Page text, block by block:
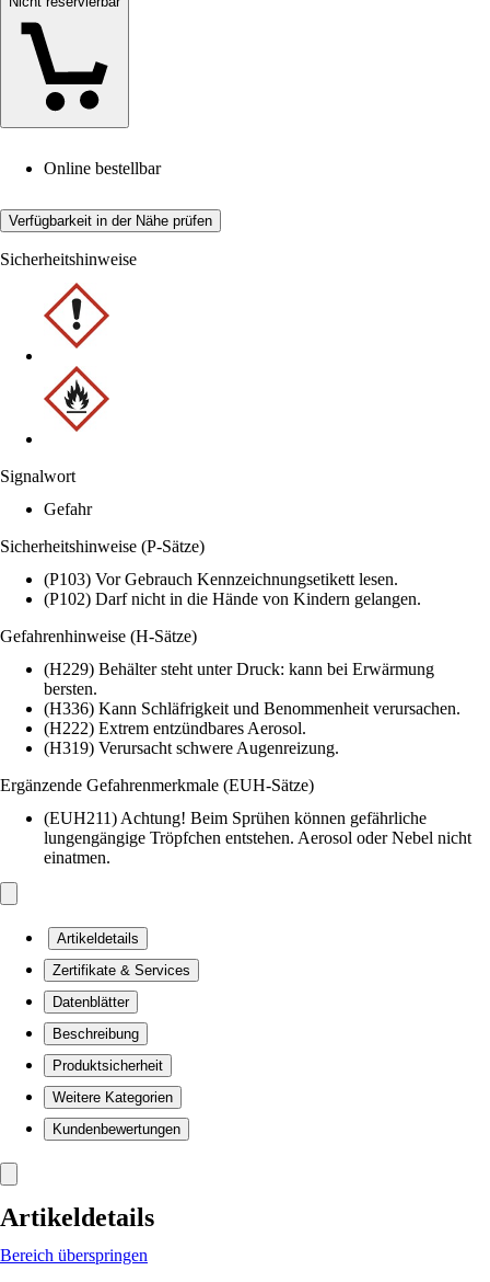
Online bestellbar
Verfügbarkeit in der Nähe prüfen
Sicherheitshinweise
Signalwort
Gefahr
Sicherheitshinweise (P-Sätze)
(P103) Vor Gebrauch Kennzeichnungsetikett lesen.
(P102) Darf nicht in die Hände von Kindern gelangen.
Gefahrenhinweise (H-Sätze)
(H229) Behälter steht unter Druck: kann bei Erwärmung
bersten.
(H336) Kann Schläfrigkeit und Benommenheit verursachen.
(H222) Extrem entzündbares Aerosol.
(H319) Verursacht schwere Augenreizung.
Ergänzende Gefahrenmerkmale (EUH-Sätze)
(EUH211) Achtung! Beim Sprühen können gefährliche
lungengängige Tröpfchen entstehen. Aerosol oder Nebel nicht
einatmen.
Artikeldetails
Zertifikate & Services
Datenblätter
Beschreibung
Produktsicherheit
Weitere Kategorien
Kundenbewertungen
Artikeldetails
Bereich überspringen